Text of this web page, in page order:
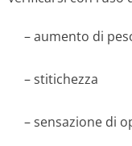
– aumento di
– stitichezza
– sensazione di